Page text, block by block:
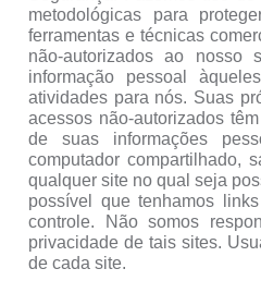
metodológicas para
ferramentas e técnicas
não-autorizados ao nosso
informação pessoal
atividades para nós. Suas
acessos não-autorizados
de suas informações
computador compartilhado,
qualquer site no qual seja
possível que tenhamos
controle. Não somos
privacidade de tais sites.
de cada site.